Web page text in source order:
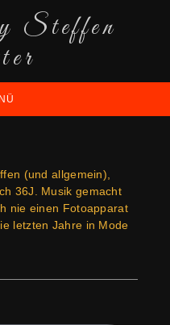
Steffen
(und allgemein),
36J. Musik gemacht
nie einen Fotoapparat
letzten Jahre in Mode